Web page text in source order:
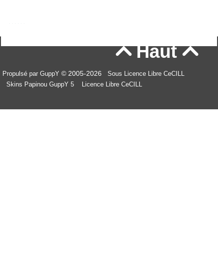
Haut
Propulsé par GuppY © 2005-2026
Sous Licence Libre CeCILL
Skins Papinou GuppY 5
Licence Libre CeCILL